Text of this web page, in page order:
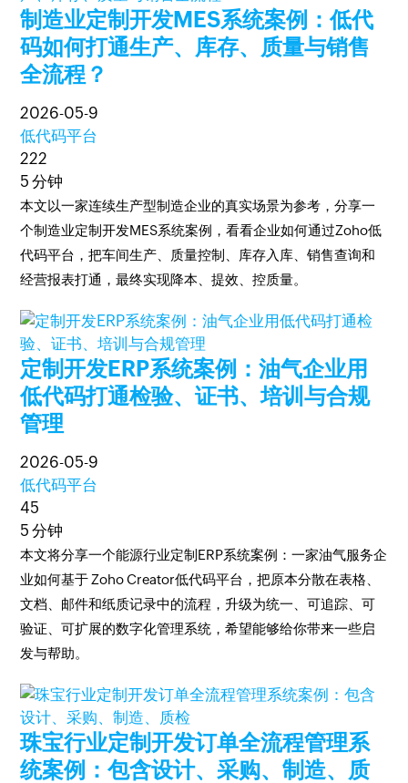
制造业定制开发MES系统案例：低代
码如何打通生产、库存、质量与销售
全流程？
2026-05-9
低代码平台
222
5 分钟
本文以一家连续生产型制造企业的真实场景为参考，分享一
个制造业定制开发MES系统案例，看看企业如何通过Zoho低
代码平台，把车间生产、质量控制、库存入库、销售查询和
经营报表打通，最终实现降本、提效、控质量。
定制开发ERP系统案例：油气企业用
低代码打通检验、证书、培训与合规
管理
2026-05-9
低代码平台
45
5 分钟
本文将分享一个能源行业定制ERP系统案例：一家油气服务企
业如何基于 Zoho Creator低代码平台，把原本分散在表格、
文档、邮件和纸质记录中的流程，升级为统一、可追踪、可
验证、可扩展的数字化管理系统，希望能够给你带来一些启
发与帮助。
珠宝行业定制开发订单全流程管理系
统案例：包含设计、采购、制造、质